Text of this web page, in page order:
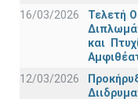
16/03/2026
Τελετή
και
12/03/2026